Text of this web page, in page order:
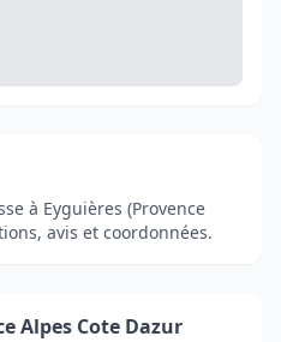
à Eyguières (Provence
avis et coordonnées.
Alpes Cote Dazur